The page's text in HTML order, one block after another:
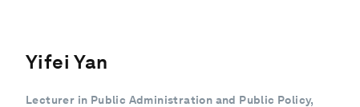
Yifei Yan
Lecturer in Public Administration and Public Policy,